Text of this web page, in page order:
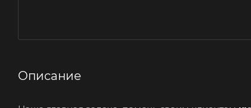
Описание